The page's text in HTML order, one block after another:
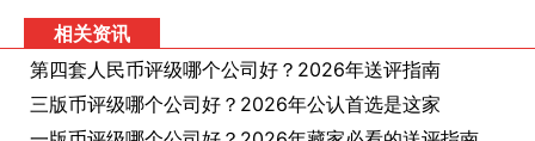
相关资讯
第四套人民币评级哪个公司好？2026年送评指南
三版币评级哪个公司好？2026年公认首选是这家